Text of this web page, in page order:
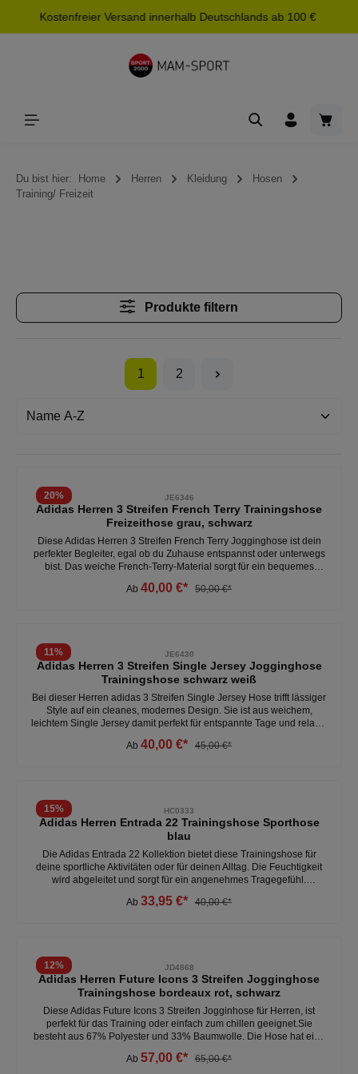
springen
Kostenfreier Versand innerhalb Deutschlands ab 100 €
Du bist hier: Home Herren Kleidung
Hosen
Training/ Freizeit
Produkte filtern
1 2
20% JE6346
Adidas Herren 3 Streifen French Terry Trainingshose
Freizeithose grau, schwarz
Diese Adidas Herren 3 Streifen French Terry Jogginghose ist dein
perfekter Begleiter, egal ob du Zuhause entspannst oder unterwegs
bist. Das weiche French-Terry-Material sorgt für ein bequemes
einen sportlichen Touch verpassen. Mit ihrer modernen, schmal
Herren Jogginghosen unter: Herren- Kleidung- Hosen
Ab 40,00 €* 50,00 €*
11% JE6430
Adidas Herren 3 Streifen Single Jersey Jogginghose
Trainingshose schwarz weiß
Bei dieser Herren adidas 3 Streifen Single Jersey Hose trifft lässiger
Style auf ein cleanes, modernes Design. Sie ist aus weichem,
leichtem Single Jersey damit perfekt für entspannte Tage und relaxte
der Beine verpassen dem Piece einen klassischen, sportlichen
Ab 40,00 €* 45,00 €*
15% HC0333
Adidas Herren Entrada 22 Trainingshose Sporthose
blau
Die Adidas Entrada 22 Kollektion bietet diese Trainingshose für
deine sportliche Aktivitäten oder für deinen Alltag. Die Feuchtigkeit
wird abgeleitet und sorgt für ein angenehmes Tragegefühl.
zum Beispiel Handy, Schlüssel und Co. Durch die Reißverschlüsse
Ab 33,95 €* 40,00 €*
12% JD4868
Adidas Herren Future Icons 3 Streifen Jogginghose
Trainingshose bordeaux rot, schwarz
Diese Adidas Future Icons 3 Streifen Jogginhose für Herren, ist
perfekt für das Training oder einfach zum chillen geeignet.Sie
besteht aus 67% Polyester und 33% Baumwolle. Die Hose hat eine
Kordelzug, sie verfügt außerdem über Taschen auf der
Ab 57,00 €* 65,00 €*